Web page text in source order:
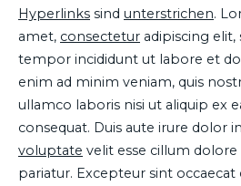
Hyperlinks sind unterstrichen.
amet, consectetur adipiscing elit,
tempor incididunt ut labore et
enim ad minim veniam, quis
ullamco laboris nisi ut aliquip ex
consequat. Duis aute irure dolor
voluptate velit esse cillum dolore
pariatur. Excepteur sint